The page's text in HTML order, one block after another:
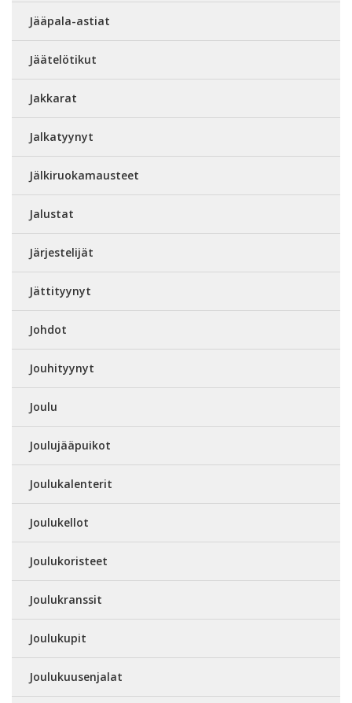
Jääpala-astiat
Jäätelötikut
Jakkarat
Jalkatyynyt
Jälkiruokamausteet
Jalustat
Järjestelijät
Jättityynyt
Johdot
Jouhityynyt
Joulu
Joulujääpuikot
Joulukalenterit
Joulukellot
Joulukoristeet
Joulukranssit
Joulukupit
Joulukuusenjalat